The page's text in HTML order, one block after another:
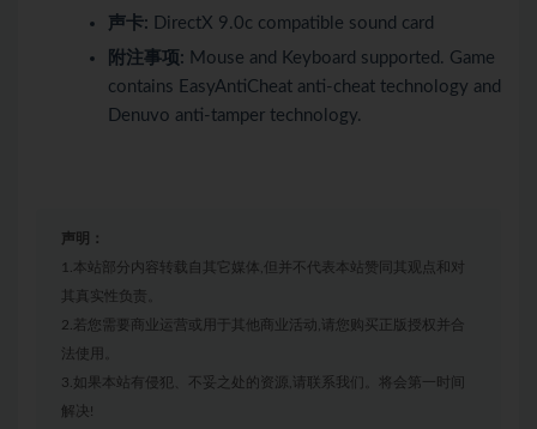
声卡: DirectX 9.0c compatible sound card
附注事项: Mouse and Keyboard supported. Game
contains EasyAntiCheat anti-cheat technology and
Denuvo anti-tamper technology.
声明：
1.本站部分内容转载自其它媒体,但并不代表本站赞同其观点和对
其真实性负责。
2.若您需要商业运营或用于其他商业活动,请您购买正版授权并合
法使用。
3.如果本站有侵犯、不妥之处的资源,请联系我们。将会第一时间
解决!